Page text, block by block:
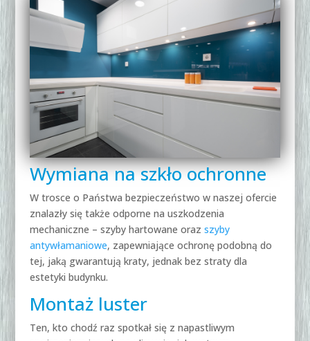
Wymiana na szkło ochronne
W trosce o Państwa bezpieczeństwo w naszej ofercie
znalazły się także odporne na uszkodzenia
mechaniczne – szyby hartowane oraz szyby
antywłamaniowe, zapewniające ochronę podobną do
tej, jaką gwarantują kraty, jednak bez straty dla
estetyki budynku.
Montaż luster
Ten, kto chodź raz spotkał się z napastliwym